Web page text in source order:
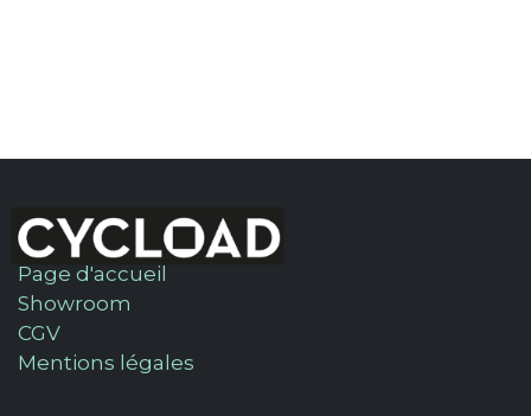
Page d'accueil
Showroom
CGV
Mentions légales